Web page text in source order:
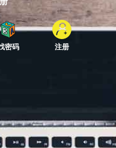
密码 注册